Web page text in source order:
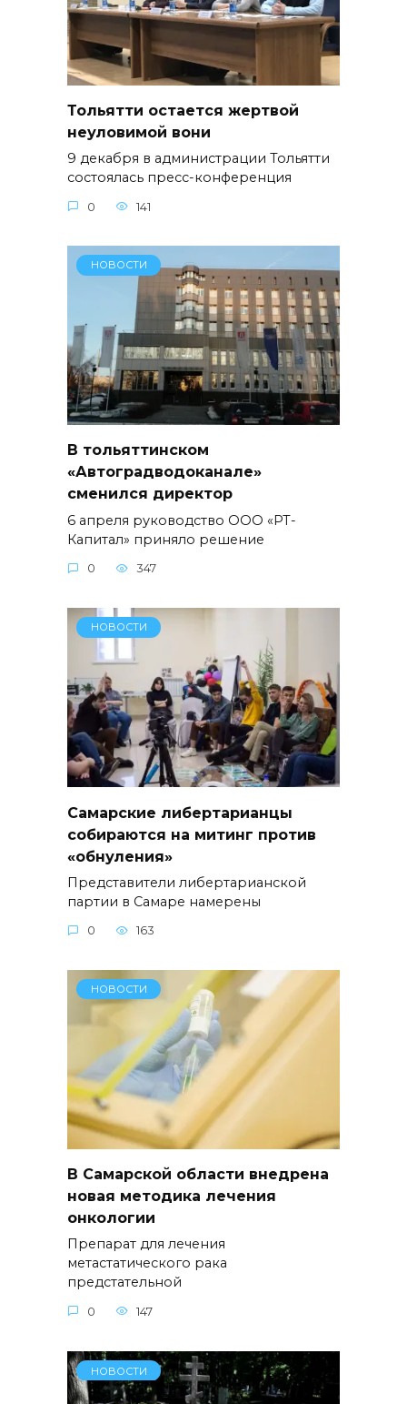
Тольятти остается жертвой
неуловимой вони
9 декабря в администрации Тольятти
состоялась пресс-конференция
0 141
НОВОСТИ
В тольяттинском
«Автоградводоканале»
сменился директор
6 апреля руководство ООО «РТ-
Капитал» приняло решение
0 347
НОВОСТИ
Самарские либертарианцы
собираются на митинг против
«обнуления»
Представители либертарианской
партии в Самаре намерены
0 163
НОВОСТИ
В Самарской области внедрена
новая методика лечения
онкологии
Препарат для лечения
метастатического рака
предстательной
0 147
НОВОСТИ